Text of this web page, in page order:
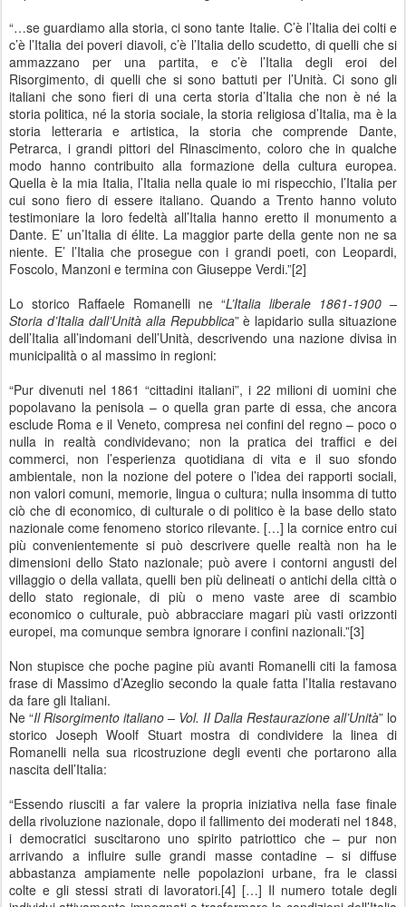
“…se guardiamo alla storia, ci sono tante Italie. C’è l’Italia dei colti e
c’è l’Italia dei poveri diavoli, c’è l’Italia dello scudetto, di quelli che si
ammazzano per una partita, e c’è l’Italia degli eroi del
Risorgimento, di quelli che si sono battuti per l’Unità. Ci sono gli
italiani che sono fieri di una certa storia d’Italia che non è né la
storia politica, né la storia sociale, la storia religiosa d’Italia, ma è la
storia letteraria e artistica, la storia che comprende Dante,
Petrarca, i grandi pittori del Rinascimento, coloro che in qualche
modo hanno contribuito alla formazione della cultura europea.
Quella è la mia Italia, l’Italia nella quale io mi rispecchio, l’Italia per
cui sono fiero di essere italiano. Quando a Trento hanno voluto
testimoniare la loro fedeltà all’Italia hanno eretto il monumento a
Dante. E’ un’Italia di élite. La maggior parte della gente non ne sa
niente. E’ l’Italia che prosegue con i grandi poeti, con Leopardi,
Foscolo, Manzoni e termina con Giuseppe Verdi.”[2]
Lo storico Raffaele Romanelli ne “L’Italia liberale 1861-1900 –
Storia d’Italia dall’Unità alla Repubblica” è lapidario sulla situazione
dell’Italia all’indomani dell’Unità, descrivendo una nazione divisa in
municipalità o al massimo in regioni:
“Pur divenuti nel 1861 “cittadini italiani”, i 22 milioni di uomini che
popolavano la penisola – o quella gran parte di essa, che ancora
esclude Roma e il Veneto, compresa nei confini del regno – poco o
nulla in realtà condividevano; non la pratica dei traffici e dei
commerci, non l’esperienza quotidiana di vita e il suo sfondo
ambientale, non la nozione del potere o l’idea dei rapporti sociali,
non valori comuni, memorie, lingua o cultura; nulla insomma di tutto
ciò che di economico, di culturale o di politico è la base dello stato
nazionale come fenomeno storico rilevante. […] la cornice entro cui
più convenientemente si può descrivere quelle realtà non ha le
dimensioni dello Stato nazionale; può avere i contorni angusti del
villaggio o della vallata, quelli ben più delineati o antichi della città o
dello stato regionale, di più o meno vaste aree di scambio
economico o culturale, può abbracciare magari più vasti orizzonti
europei, ma comunque sembra ignorare i confini nazionali.”[3]
Non stupisce che poche pagine più avanti Romanelli citi la famosa
frase di Massimo d’Azeglio secondo la quale fatta l’Italia restavano
da fare gli Italiani.
Ne “Il Risorgimento italiano – Vol. II Dalla Restaurazione all’Unità” lo
storico Joseph Woolf Stuart mostra di condividere la linea di
Romanelli nella sua ricostruzione degli eventi che portarono alla
nascita dell’Italia:
“Essendo riusciti a far valere la propria iniziativa nella fase finale
della rivoluzione nazionale, dopo il fallimento dei moderati nel 1848,
i democratici suscitarono uno spirito patriottico che – pur non
arrivando a influire sulle grandi masse contadine – si diffuse
abbastanza ampiamente nelle popolazioni urbane, fra le classi
colte e gli stessi strati di lavoratori.[4] […] Il numero totale degli